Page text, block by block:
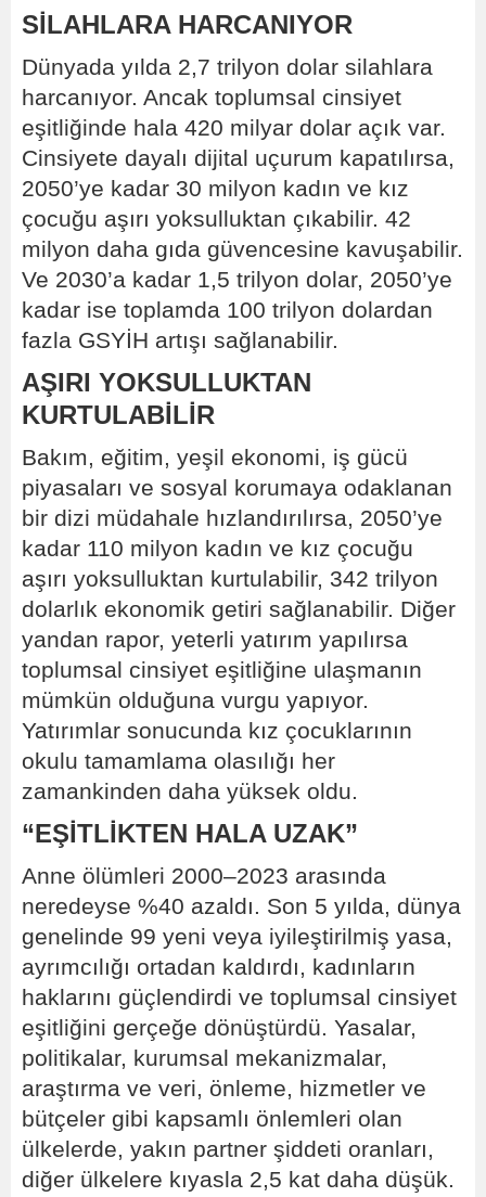
SİLAHLARA HARCANIYOR
Dünyada yılda 2,7 trilyon dolar silahlara
harcanıyor. Ancak toplumsal cinsiyet
eşitliğinde hala 420 milyar dolar açık var.
Cinsiyete dayalı dijital uçurum kapatılırsa,
2050’ye kadar 30 milyon kadın ve kız
çocuğu aşırı yoksulluktan çıkabilir. 42
milyon daha gıda güvencesine kavuşabilir.
Ve 2030’a kadar 1,5 trilyon dolar, 2050’ye
kadar ise toplamda 100 trilyon dolardan
fazla GSYİH artışı sağlanabilir.
AŞIRI YOKSULLUKTAN
KURTULABİLİR
Bakım, eğitim, yeşil ekonomi, iş gücü
piyasaları ve sosyal korumaya odaklanan
bir dizi müdahale hızlandırılırsa, 2050’ye
kadar 110 milyon kadın ve kız çocuğu
aşırı yoksulluktan kurtulabilir, 342 trilyon
dolarlık ekonomik getiri sağlanabilir. Diğer
yandan rapor, yeterli yatırım yapılırsa
toplumsal cinsiyet eşitliğine ulaşmanın
mümkün olduğuna vurgu yapıyor.
Yatırımlar sonucunda kız çocuklarının
okulu tamamlama olasılığı her
zamankinden daha yüksek oldu.
“EŞİTLİKTEN HALA UZAK”
Anne ölümleri 2000–2023 arasında
neredeyse %40 azaldı. Son 5 yılda, dünya
genelinde 99 yeni veya iyileştirilmiş yasa,
ayrımcılığı ortadan kaldırdı, kadınların
haklarını güçlendirdi ve toplumsal cinsiyet
eşitliğini gerçeğe dönüştürdü. Yasalar,
politikalar, kurumsal mekanizmalar,
araştırma ve veri, önleme, hizmetler ve
bütçeler gibi kapsamlı önlemleri olan
ülkelerde, yakın partner şiddeti oranları,
diğer ülkelere kıyasla 2,5 kat daha düşük.